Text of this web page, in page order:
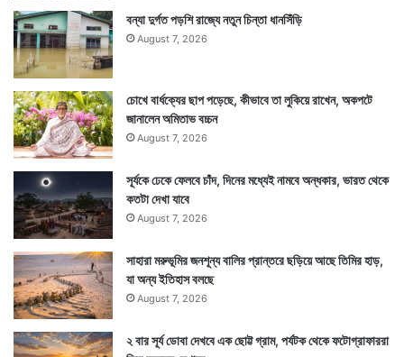
বন্যা দুর্গত পড়শি রাজ্যে নতুন চিন্তা ধানসিঁড়ি
August 7, 2026
চোখে বার্ধক্যের ছাপ পড়েছে, কীভাবে তা লুকিয়ে রাখেন, অকপটে
জানালেন অমিতাভ বচ্চন
August 7, 2026
সূর্যকে ঢেকে ফেলবে চাঁদ, দিনের মধ্যেই নামবে অন্ধকার, ভারত থেকে
কতটা দেখা যাবে
August 7, 2026
সাহারা মরুভূমির জনশূন্য বালির প্রান্তরে ছড়িয়ে আছে তিমির হাড়,
যা অন্য ইতিহাস বলছে
August 7, 2026
২ বার সূর্য ডোবা দেখবে এক ছোট্ট গ্রাম, পর্যটক থেকে ফটোগ্রাফাররা